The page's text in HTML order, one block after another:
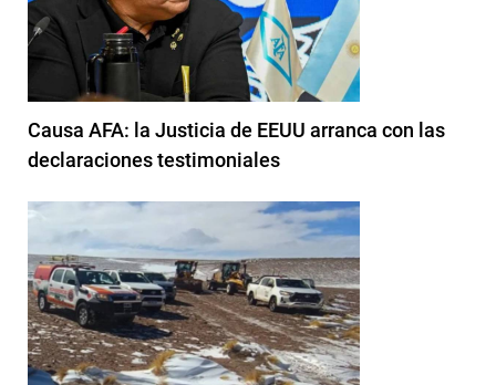
Causa AFA: la Justicia de EEUU arranca con las
declaraciones testimoniales